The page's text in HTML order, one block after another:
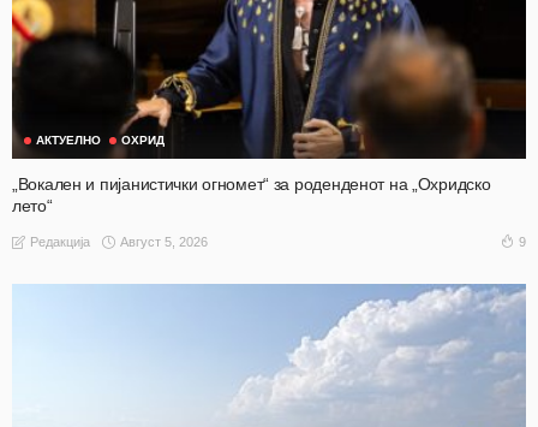
АКТУЕЛНО ОХРИД
„Вокален и пијанистички огномет“ за роденденот на „Охридско
лето“
Редакција Август 5, 2026 9